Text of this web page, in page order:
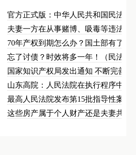
官方正式版：中华人民共和国民法总…
夫妻一方在从事赌博、吸毒等违法犯…
70年产权到期怎么办？国土部有了…
忘了讨债？时效将多一年！（民法草…
国家知识产权局发出通知 不断完善…
山东高院：人民法院在执行程序中可…
最高人民法院发布第15批指导性案…
这些房产属于个人财产还是夫妻共同…